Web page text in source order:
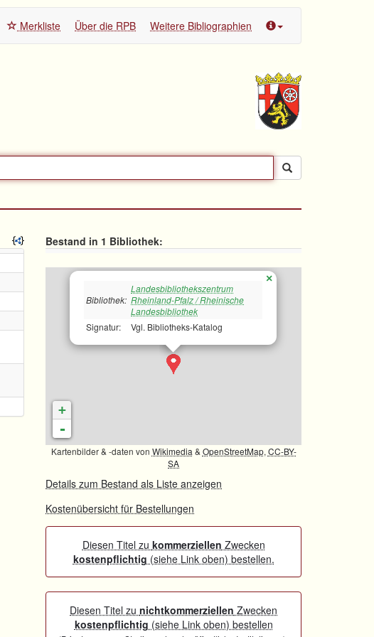
Merkliste Über die RPB Weitere Bibliographien
Bestand in 1 Bibliothek:
×
Bibliothek:
Landesbibliothekszentrum
Rheinland-Pfalz / Rheinische
Landesbibliothek
Signatur:
Vgl. Bibliotheks-Katalog
+
-
Kartenbilder & -daten von Wikimedia & OpenStreetMap, CC-BY-
SA
Details zum Bestand als Liste anzeigen
Kostenübersicht für Bestellungen
Diesen Titel zu kommerziellen Zwecken
kostenpflichtig (siehe Link oben) bestellen.
Diesen Titel zu nichtkommerziellen Zwecken
kostenpflichtig (siehe Link oben) bestellen